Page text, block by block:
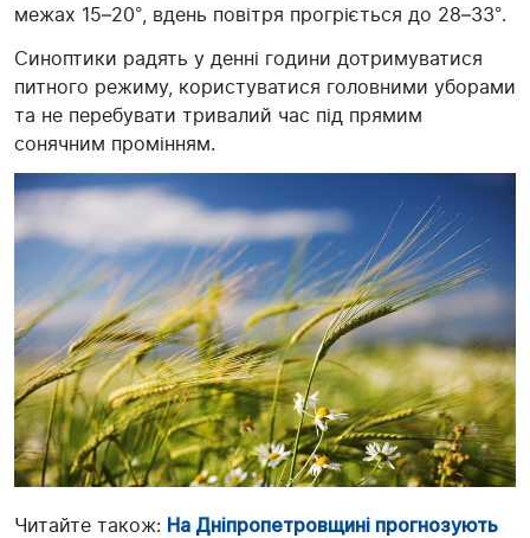
межах 15–20°, вдень повітря прогріється до 28–33°.
Синоптики радять у денні години дотримуватися
питного режиму, користуватися головними уборами
та не перебувати тривалий час під прямим
сонячним промінням.
Читайте також: На Дніпропетровщині прогнозують